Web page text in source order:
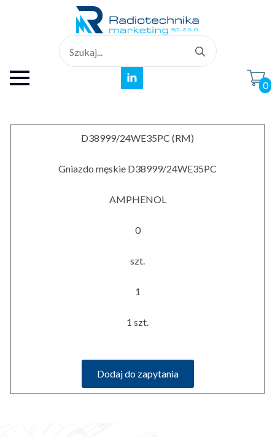
for:
0
D38999/24WE35PC (RM)
Gniazdo męskie D38999/24WE35PC
AMPHENOL
0
szt.
1
1 szt.
Dodaj do zapytania